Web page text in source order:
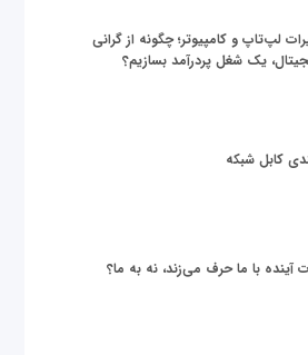
لپ‌تاپ و کامپیوتر؛ چگونه از گرانی
یک شغل پردرآمد بسازیم؟
کابل شبکه
آینده با ما حرف می‌زند، نه به ما؟